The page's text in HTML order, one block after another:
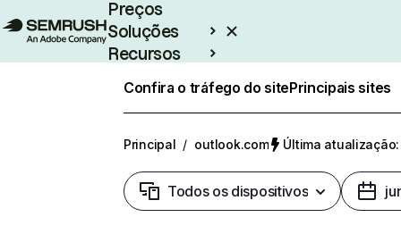
Preços
Soluções
Recursos
Confira o tráfego do sitePrincipais sites
Principal / outlook.com Última
Todos os dispositivos